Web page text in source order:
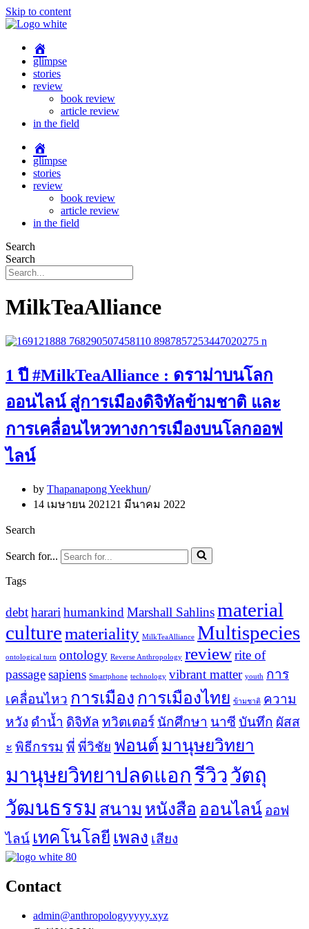
Skip to content
glimpse
stories
review
book review
article review
in the field
glimpse
stories
review
book review
article review
in the field
Search
Search
MilkTeaAlliance
1 ปี #MilkTeaAlliance : ดราม่าบนโลก
ออนไลน์ สู่การเมืองดิจิทัลข้ามชาติ และ
การเคลื่อนไหวทางการเมืองบนโลกออฟ
ไลน์
by Thapanapong Yeekhun
14 เมษายน 2021 21 มีนาคม 2022
Search
Search for...
Tags
debtharari humankind Marshall Sahlinsmaterial
culturemateriality MilkTeaAlliance Multispecies
ontological turn ontology Reverse Anthropology reviewrite of
passagesapiens Smartphone technology vibrant matter youth การ
เคลื่อนไหว การเมือง การเมืองไทย ข้ามชาติ ความ
หวัง ดำน้ำ ดิจิทัล ทวิตเตอร์ นักศึกษา นาซี บันทึก ผัสส
ะ พิธีกรรม พี่ พี่วิชัย ฟอนต์ มานุษยวิทยา
มานุษยวิทยาปลดแอกรีวิววัตถุ
วัฒนธรรม สนาม หนังสือ ออนไลน์ ออฟ
ไลน์ เทคโนโลยี เพลง เสียง
Contact
admin@anthropologyyyyy.xyz